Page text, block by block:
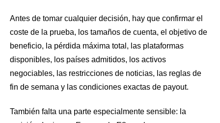
Antes de tomar cualquier decisión, hay que confirmar el
coste de la prueba, los tamaños de cuenta, el objetivo de
beneficio, la pérdida máxima total, las plataformas
disponibles, los países admitidos, los activos
negociables, las restricciones de noticias, las reglas de
fin de semana y las condiciones exactas de payout.
También falta una parte especialmente sensible: la